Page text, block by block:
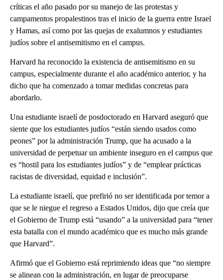
críticas el año pasado por su manejo de las protestas y
campamentos propalestinos tras el inicio de la guerra entre Israel
y Hamas, así como por las quejas de exalumnos y estudiantes
judíos sobre el antisemitismo en el campus.
Harvard ha reconocido la existencia de antisemitismo en su
campus, especialmente durante el año académico anterior, y ha
dicho que ha comenzado a tomar medidas concretas para
abordarlo.
Una estudiante israelí de posdoctorado en Harvard aseguró que
siente que los estudiantes judíos “están siendo usados como
peones” por la administración Trump, que ha acusado a la
universidad de perpetuar un ambiente inseguro en el campus que
es “hostil para los estudiantes judíos” y de “emplear prácticas
racistas de diversidad, equidad e inclusión”.
La estudiante israelí, que prefirió no ser identificada por temor a
que se le niegue el regreso a Estados Unidos, dijo que creía que
el Gobierno de Trump está “usando” a la universidad para “tener
esta batalla con el mundo académico que es mucho más grande
que Harvard”.
Afirmó que el Gobierno está reprimiendo ideas que “no siempre
se alinean con la administración, en lugar de preocuparse